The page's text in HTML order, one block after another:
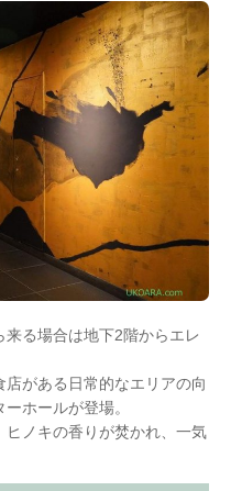
る場合は地下2階からエレ
がある日常的なエリアの向
ホールが登場。
ノキの香りが焚かれ、一気